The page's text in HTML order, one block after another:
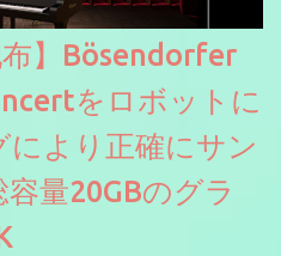
布】Bösendorfer
をロボットに
より正確にサン
量20GBのグラ